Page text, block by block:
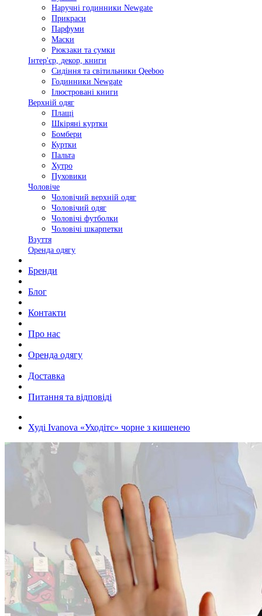
Наручні годинники Newgate
Прикраси
Парфуми
Маски
Рюкзаки та сумки
Інтер'єр, декор, книги
Сидіння та світильники Qeeboo
Годинники Newgate
Ілюстровані книги
Верхній одяг
Плащі
Шкіряні куртки
Бомбери
Куртки
Пальта
Хутро
Пуховики
Чоловіче
Чоловічий верхній одяг
Чоловічий одяг
Чоловічі футболки
Чоловічі шкарпетки
Взуття
Оренда одягу
Бренди
Блог
Контакти
Про нас
Оренда одягу
Доставка
Питання та відповіді
Худі Ivanova «Уходітє» чорне з кишенею